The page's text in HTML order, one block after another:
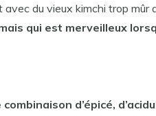
du vieux kimchi trop mûr
qui est merveilleux
combinaison d’épicé,